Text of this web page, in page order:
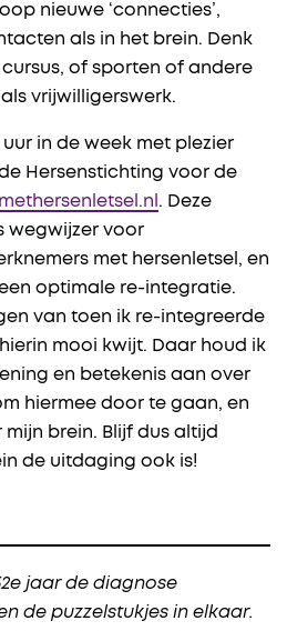
nieuwe ‘connecties’,
als in het brein. Denk
of sporten of andere
vrijwilligerswerk.
in de week met plezier
Hersenstichting voor de
. Deze
wegwijzer voor
met hersenletsel, en
optimale re-integratie.
van toen ik re-integreerde
mooi kwijt. Daar houd ik
en betekenis aan over
hiermee door te gaan, en
brein. Blijf dus altijd
de uitdaging ook is!
jaar de diagnose
de puzzelstukjes in elkaar.